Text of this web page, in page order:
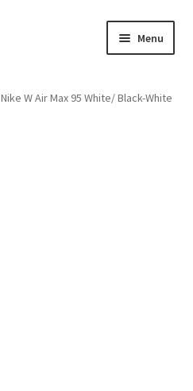
Menu
Nike W Air Max 95 White/ Black-White